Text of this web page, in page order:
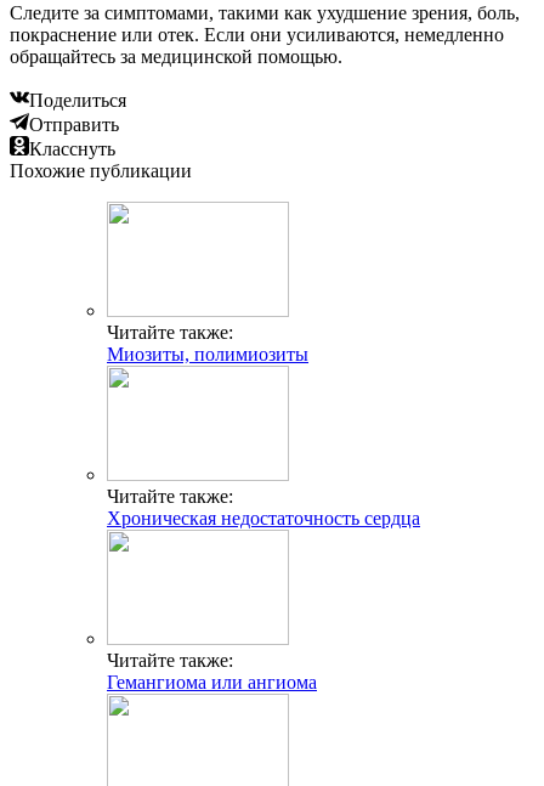
Следите за симптомами, такими как ухудшение зрения, боль,
покраснение или отек. Если они усиливаются, немедленно
обращайтесь за медицинской помощью.
Поделиться
Отправить
Класснуть
Похожие публикации
Читайте также:
Миозиты, полимиозиты
Читайте также:
Хроническая недостаточность сердца
Читайте также:
Гемангиома или ангиома